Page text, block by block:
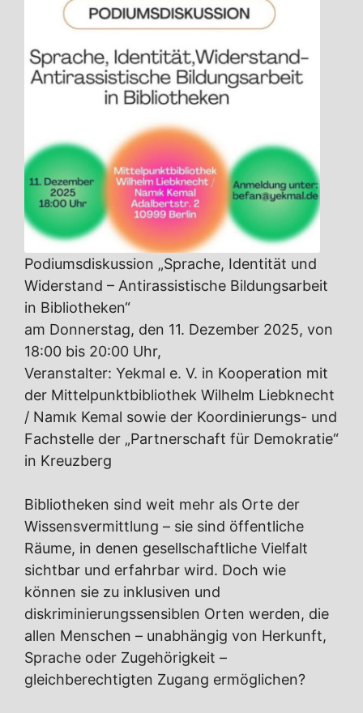
Podiumsdiskussion „Sprache, Identität und
Widerstand – Antirassistische Bildungsarbeit
in Bibliotheken“
am Donnerstag, den 11. Dezember 2025, von
18:00 bis 20:00 Uhr,
Veranstalter: Yekmal e. V. in Kooperation mit
der Mittelpunktbibliothek Wilhelm Liebknecht
/ Namık Kemal sowie der Koordinierungs- und
Fachstelle der „Partnerschaft für Demokratie“
in Kreuzberg
Bibliotheken sind weit mehr als Orte der
Wissensvermittlung – sie sind öffentliche
Räume, in denen gesellschaftliche Vielfalt
sichtbar und erfahrbar wird. Doch wie
können sie zu inklusiven und
diskriminierungssensiblen Orten werden, die
allen Menschen – unabhängig von Herkunft,
Sprache oder Zugehörigkeit –
gleichberechtigten Zugang ermöglichen?